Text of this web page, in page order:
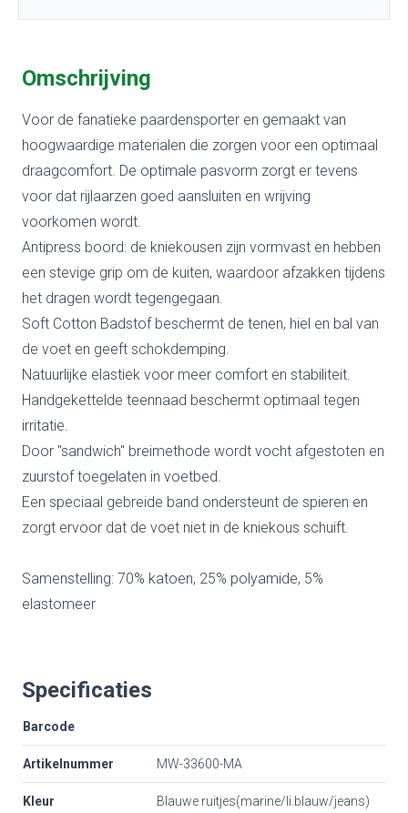
Omschrijving
Voor de fanatieke paardensporter en gemaakt van
hoogwaardige materialen die zorgen voor een optimaal
draagcomfort. De optimale pasvorm zorgt er tevens
voor dat rijlaarzen goed aansluiten en wrijving
voorkomen wordt.
Antipress boord: de kniekousen zijn vormvast en hebben
een stevige grip om de kuiten, waardoor afzakken tijdens
het dragen wordt tegengegaan.
Soft Cotton Badstof beschermt de tenen, hiel en bal van
de voet en geeft schokdemping.
Natuurlijke elastiek voor meer comfort en stabiliteit.
Handgekettelde teennaad beschermt optimaal tegen
irritatie.
Door "sandwich" breimethode wordt vocht afgestoten en
zuurstof toegelaten in voetbed.
Een speciaal gebreide band ondersteunt de spieren en
zorgt ervoor dat de voet niet in de kniekous schuift.
Samenstelling: 70% katoen, 25% polyamide, 5%
elastomeer
Specificaties
Barcode
Artikelnummer MW-33600-MA
Kleur Blauwe ruitjes(marine/li.blauw/jeans)